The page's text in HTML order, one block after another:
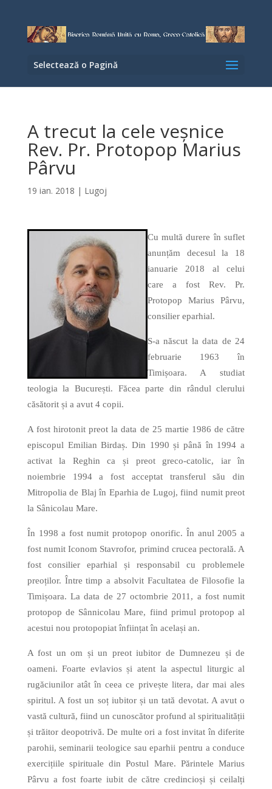
Selectează o Pagină
A trecut la cele veșnice
Rev. Pr. Protopop Marius
Pârvu
19 ian. 2018 | Lugoj
Cu multă durere în suflet
anunțăm decesul la 18
ianuarie 2018 al celui
care a fost Rev. Pr.
Protopop Marius Pârvu,
consilier eparhial.
S-a născut la data de 24
februarie 1963 în
Timișoara. A studiat
teologia la București. Făcea parte din rândul clerului
căsătorit și a avut 4 copii.
A fost hirotonit preot la data de 25 martie 1986 de către
episcopul Emilian Birdaș. Din 1990 și până în 1994 a
activat la Reghin ca și preot greco-catolic, iar în
noiembrie 1994 a fost acceptat transferul său din
Mitropolia de Blaj în Eparhia de Lugoj, fiind numit preot
la Sânicolau Mare.
În 1998 a fost numit protopop onorific. În anul 2005 a
fost numit Iconom Stavrofor, primind crucea pectorală. A
fost consilier eparhial și responsabil cu problemele
preoților. Între timp a absolvit Facultatea de Filosofie la
Timișoara. La data de 27 octombrie 2011, a fost numit
protopop de Sânnicolau Mare, fiind primul protopop al
acestui nou protopopiat înființat în același an.
A fost un om și un preot iubitor de Dumnezeu și de
oameni. Foarte evlavios și atent la aspectul liturgic al
rugăciunilor atât în ceea ce privește litera, dar mai ales
spiritul. A fost un soț iubitor și un tată devotat. A avut o
vastă cultură, fiind un cunoscător profund al spiritualității
și trăitor deopotrivă. De multe ori a fost invitat în diferite
parohii, seminarii teologice sau eparhii pentru a conduce
exercițiile spirituale din Postul Mare. Părintele Marius
Pârvu a fost foarte iubit de către credincioși și ceilalți